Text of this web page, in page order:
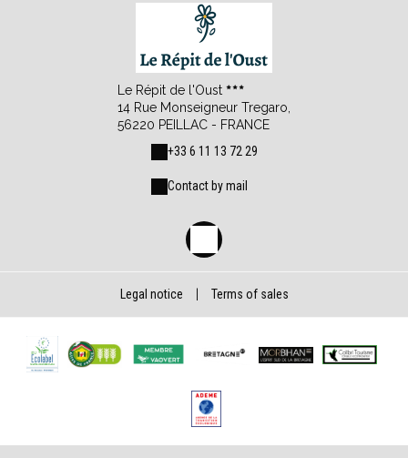
Le Répit de l'Oust
14 Rue Monseigneur Tregaro,
56220 PEILLAC - FRANCE
+33 6 11 13 72 29
Contact by mail
Legal notice Terms of sales